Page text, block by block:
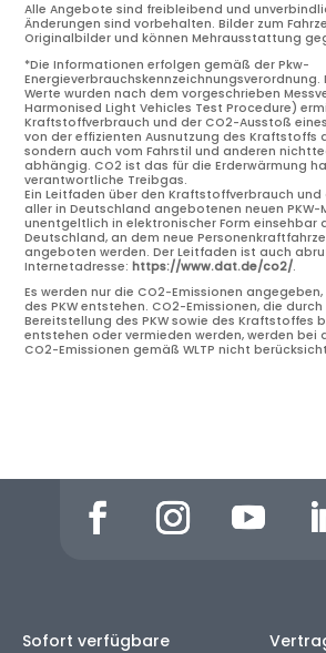
Alle Angebote sind freibleibend und
Änderungen sind vorbehalten. Bilder zum
Originalbilder und können Mehrausstattung
*Die Informationen erfolgen gemäß der Pkw-
Energieverbrauchskennzeichnungsverordnung.
Werte wurden nach dem vorgeschrieben
Harmonised Light Vehicles Test Procedure)
Kraftstoffverbrauch und der CO2-Ausstoß
von der effizienten Ausnutzung des Kraftstoffs
sondern auch vom Fahrstil und anderen
abhängig. CO2 ist das für die Erderwärmung
verantwortliche Treibgas.
Ein Leitfaden über den Kraftstoffverbrauch und
aller in Deutschland angebotenen neuen PKW-
unentgeltlich in elektronischer Form einsehbar
Deutschland, an dem neue
angeboten werden. Der Leitfaden ist auch
Internetadresse:https://www.dat.de/co2/.
Es werden nur die CO2-Emissionen
des PKW entstehen. CO2-Emissionen, die
Bereitstellung des PKW sowie des Kraftstoffes
entstehen oder vermieden werden, werden bei
CO2-Emissionen gemäß WLTP nicht
Sofort verfügbare